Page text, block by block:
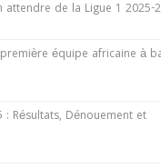
nationale de
attendre de la Ligue 1 2025-
équipe africaine à
: Résultats, Dénouement et